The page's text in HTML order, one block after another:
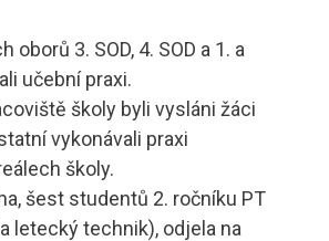
oborů 3. SOD, 4. SOD a 1. a
učební praxi.
školy byli vysláni žáci
vykonávali praxi
školy.
šest studentů 2. ročníku PT
letecký technik), odjela na